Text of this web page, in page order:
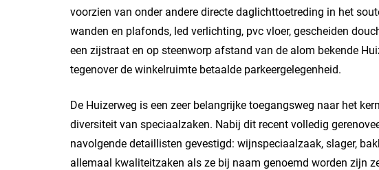
voorzien van onder andere directe daglichttoetreding in het
wanden en plafonds, led verlichting, pvc vloer, gescheiden
een zijstraat en op steenworp afstand van de alom bekende
tegenover de winkelruimte betaalde parkeergelegenheid.
De Huizerweg is een zeer belangrijke toegangsweg naar het
diversiteit van speciaalzaken. Nabij dit recent volledig
navolgende detaillisten gevestigd: wijnspeciaalzaak, slager,
allemaal kwaliteitzaken als ze bij naam genoemd worden zijn